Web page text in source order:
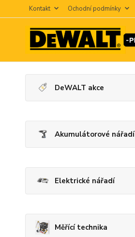
Kontakt Ochodní podmínky
DeWALT akce
Akumulátorové nářadí
Elektrické nářadí
Měřící technika